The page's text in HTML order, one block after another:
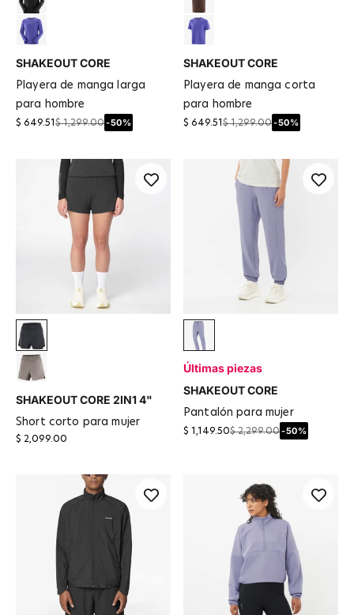
Deep Black
Liberty
SHAKEOUT CORE
playera de manga larga
para hombre
$ 649.51 $ 1,299.00-50%
Coffee Bean
Liberty
SHAKEOUT CORE
playera de manga corta
para hombre
$ 649.51 $ 1,299.00-50%
Deep Black
IRON
SHAKEOUT CORE 2IN1 4"
short corto para mujer
$ 2,099.00
Azul Granito
Últimas piezas
SHAKEOUT CORE
pantalón para mujer
$ 1,149.50$ 2,299.00-50%